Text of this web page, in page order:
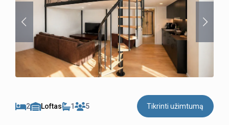
2 Loftas 1 5 Tikrinti užimtumą